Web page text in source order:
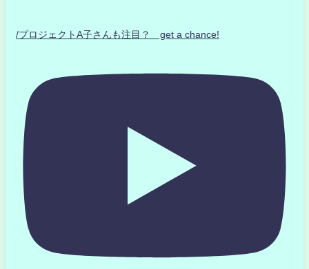
/プロジェクトA子さんも注目？ get a chance!